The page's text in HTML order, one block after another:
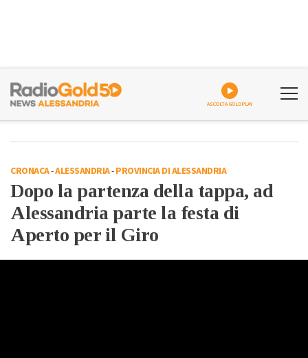
ASCOLTA GOLDPLAY
CRONACA-ALESSANDRIA-PROVINCIA DI ALESSANDRIA
Dopo la partenza della tappa, ad
Alessandria parte la festa di
Aperto per il Giro